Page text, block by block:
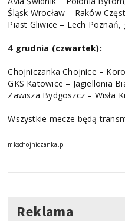
Śląsk Wrocław – Raków
Piast Gliwice – Lech Poznań,
4 grudnia (czwartek):
Chojniczanka Chojnice –
GKS Katowice – Jagiellonia
Zawisza Bydgoszcz – Wisła
Wszystkie mecze będą
mkschojniczanka.pl
Reklama